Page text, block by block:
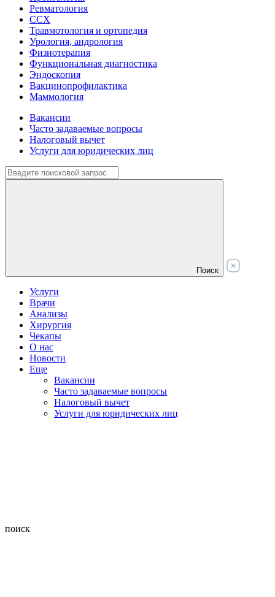
Ревматология
ССХ
Травмотология и ортопедия
Урология, андрология
Физиотерапия
Функциональная диагностика
Эндоскопия
Вакцинопрофилактика
Маммология
Вакансии
Часто задаваемые вопросы
Налоговый вычет
Услуги для юридических лиц
Поиск
Услуги
Врачи
Анализы
Хирургия
Чекапы
О нас
Новости
Еще
Вакансии
Часто задаваемые вопросы
Налоговый вычет
Услуги для юридических лиц
поиск